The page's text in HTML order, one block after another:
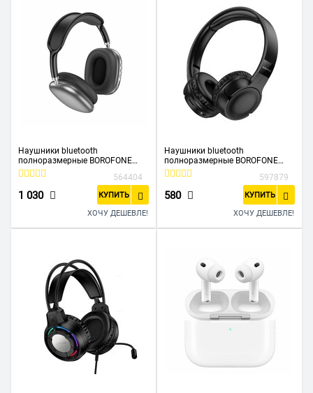
Наушники bluetooth
полноразмерные BOROFONE
BO22 Plus Elegant BT headphones
564404
1 030 КУПИТЬ
ХОЧУ ДЕШЕВЛЕ!
Наушники bluetooth
полноразмерные BOROFONE
BO32 Show BT headphone
597879
580 КУПИТЬ
ХОЧУ ДЕШЕВЛЕ!